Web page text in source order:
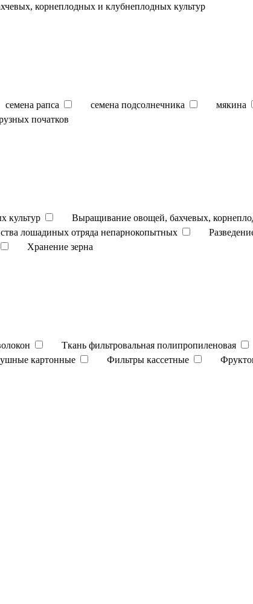
корнеплодных и клубнеплодных культур
семена рапса семена подсолнечника мякина
початков
культур Выращивание овощей, бахчевых,
лошадиных отряда непарнокопытных
Хранение зерна
Ткань фильтровальная полипропиленовая
картонные Фильтры кассетные